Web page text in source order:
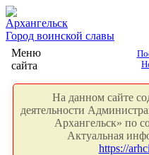
Архангельск
Город воинской славы
Меню
сайта
На данном сайте
деятельности
Архангельск» по
Актуальная
https://